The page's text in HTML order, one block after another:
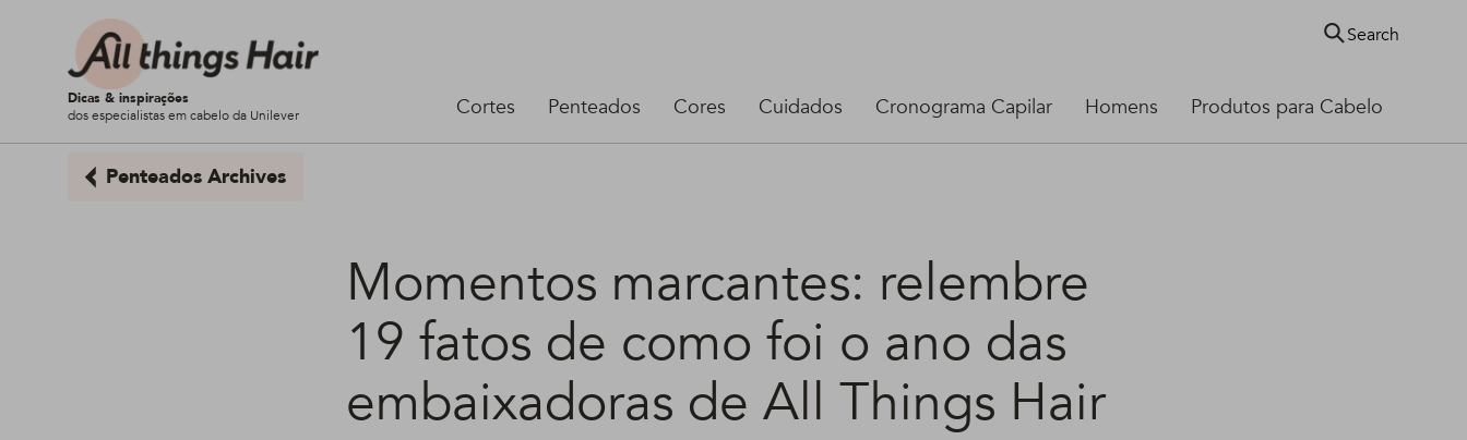
Dicas & inspirações
dos especialistas em cabelo da Unilever
Cortes Penteados Cores Cuidados Cronograma Capilar Homens Produtos para Cabelo
Search
Penteados Archives
Momentos marcantes: relembre
19 fatos de como foi o ano das
embaixadoras de All Things Hair